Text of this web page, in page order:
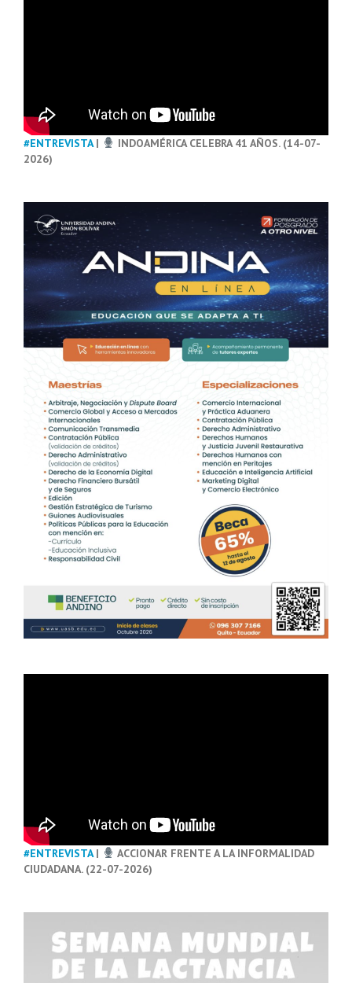
#ENTREVISTA|
INDOAMÉRICA CELEBRA 41 AÑOS. (14-07-
2026)
#ENTREVISTA|
ACCIONAR FRENTE A LA INFORMALIDAD
CIUDADANA. (22-07-2026)